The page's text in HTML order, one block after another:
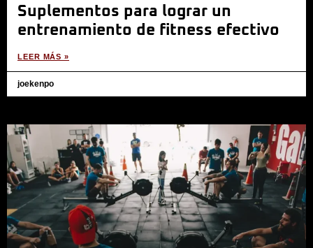
Suplementos para lograr un
entrenamiento de fitness efectivo
LEER MÁS »
joekenpo